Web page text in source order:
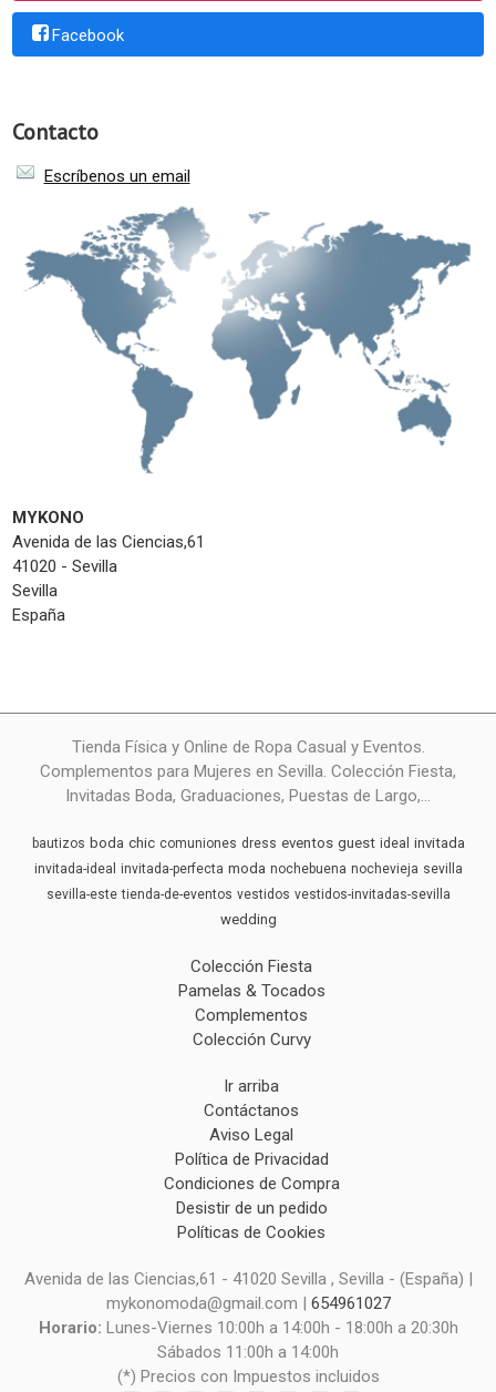
Facebook
Contacto
Escríbenos un email
MYKONO
Avenida de las Ciencias,61
41020 - Sevilla
Sevilla
España
Tienda Física y Online de Ropa Casual y Eventos.
Complementos para Mujeres en Sevilla. Colección Fiesta,
Invitadas Boda, Graduaciones, Puestas de Largo,...
bautizos boda chic comuniones dress eventos guest ideal invitada
invitada-ideal invitada-perfecta moda nochebuena nochevieja sevilla
sevilla-este tienda-de-eventos vestidos vestidos-invitadas-sevilla
wedding
Colección Fiesta
Pamelas & Tocados
Complementos
Colección Curvy
Ir arriba
Contáctanos
Aviso Legal
Política de Privacidad
Condiciones de Compra
Desistir de un pedido
Políticas de Cookies
Avenida de las Ciencias,61 - 41020 Sevilla , Sevilla - (España) |
mykonomoda@gmail.com | 654961027
Horario: Lunes-Viernes 10:00h a 14:00h - 18:00h a 20:30h
Sábados 11:00h a 14:00h
(*) Precios con Impuestos incluidos